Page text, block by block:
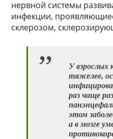
нервной системы
инфекции,
склерозом,
У взрослых
тяжелее,
раз чаще
этом
а в мозге